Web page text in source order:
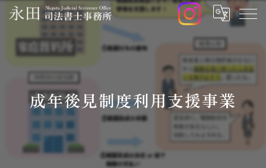
成年後見制度利用支援事業